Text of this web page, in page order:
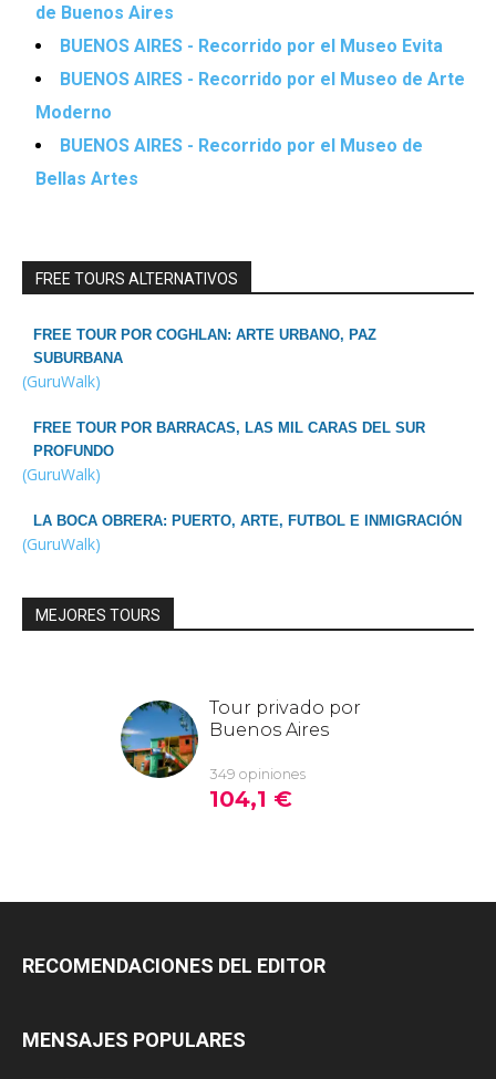
de Buenos Aires
BUENOS AIRES - Recorrido por el Museo Evita
BUENOS AIRES - Recorrido por el Museo de Arte
Moderno
BUENOS AIRES - Recorrido por el Museo de
Bellas Artes
FREE TOURS ALTERNATIVOS
FREE TOUR POR COGHLAN: ARTE URBANO, PAZ
SUBURBANA
(GuruWalk)
FREE TOUR POR BARRACAS, LAS MIL CARAS DEL SUR
PROFUNDO
(GuruWalk)
LA BOCA OBRERA: PUERTO, ARTE, FUTBOL E INMIGRACIÓN
(GuruWalk)
MEJORES TOURS
RECOMENDACIONES DEL EDITOR
MENSAJES POPULARES